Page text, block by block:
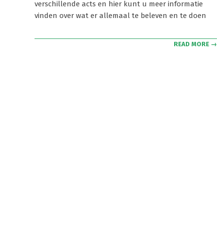
verschillende acts en hier kunt u meer informatie
vinden over wat er allemaal te beleven en te doen
READ MORE →